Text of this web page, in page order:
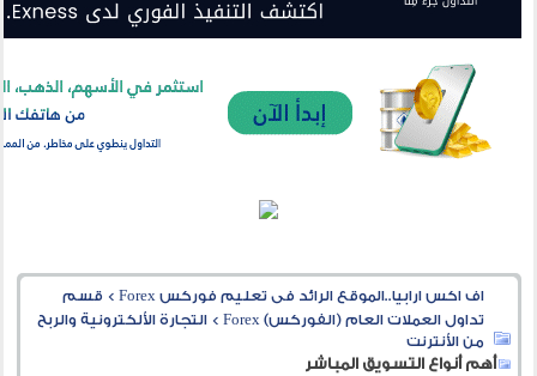
اف اكس ارابيا..الموقع الرائد فى تعليم فوركس Forex > قسم
تداول العملات العام (الفوركس) Forex
>التجارة الألكترونية والربح
من الأنترنت
أهم أنواع التسويق المباشر